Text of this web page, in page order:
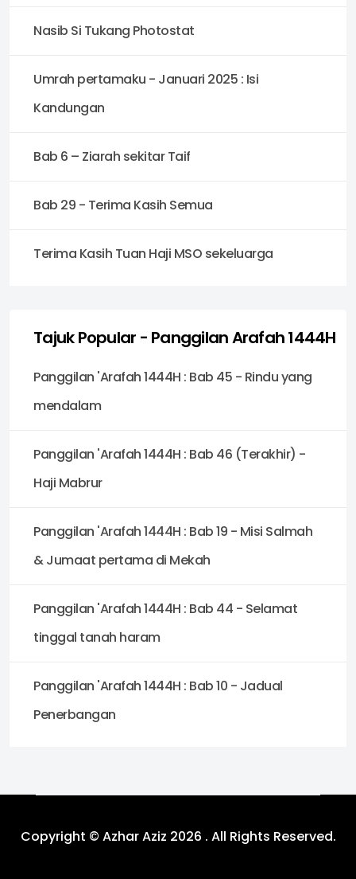
Nasib Si Tukang Photostat
Umrah pertamaku - Januari 2025 : Isi
Kandungan
Bab 6 – Ziarah sekitar Taif
Bab 29 - Terima Kasih Semua
Terima Kasih Tuan Haji MSO sekeluarga
Tajuk Popular - Panggilan Arafah 1444H
Panggilan 'Arafah 1444H : Bab 45 - Rindu yang
mendalam
Panggilan 'Arafah 1444H : Bab 46 (Terakhir) -
Haji Mabrur
Panggilan 'Arafah 1444H : Bab 19 - Misi Salmah
& Jumaat pertama di Mekah
Panggilan 'Arafah 1444H : Bab 44 - Selamat
tinggal tanah haram
Panggilan 'Arafah 1444H : Bab 10 - Jadual
Penerbangan
Copyright © Azhar Aziz 2026 . All Rights Reserved.